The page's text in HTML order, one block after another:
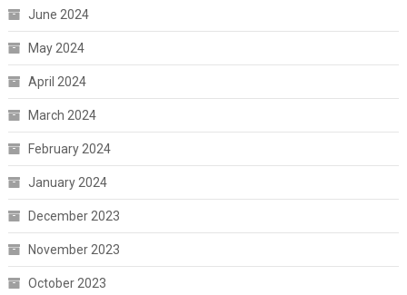
June 2024
May 2024
April 2024
March 2024
February 2024
January 2024
December 2023
November 2023
October 2023